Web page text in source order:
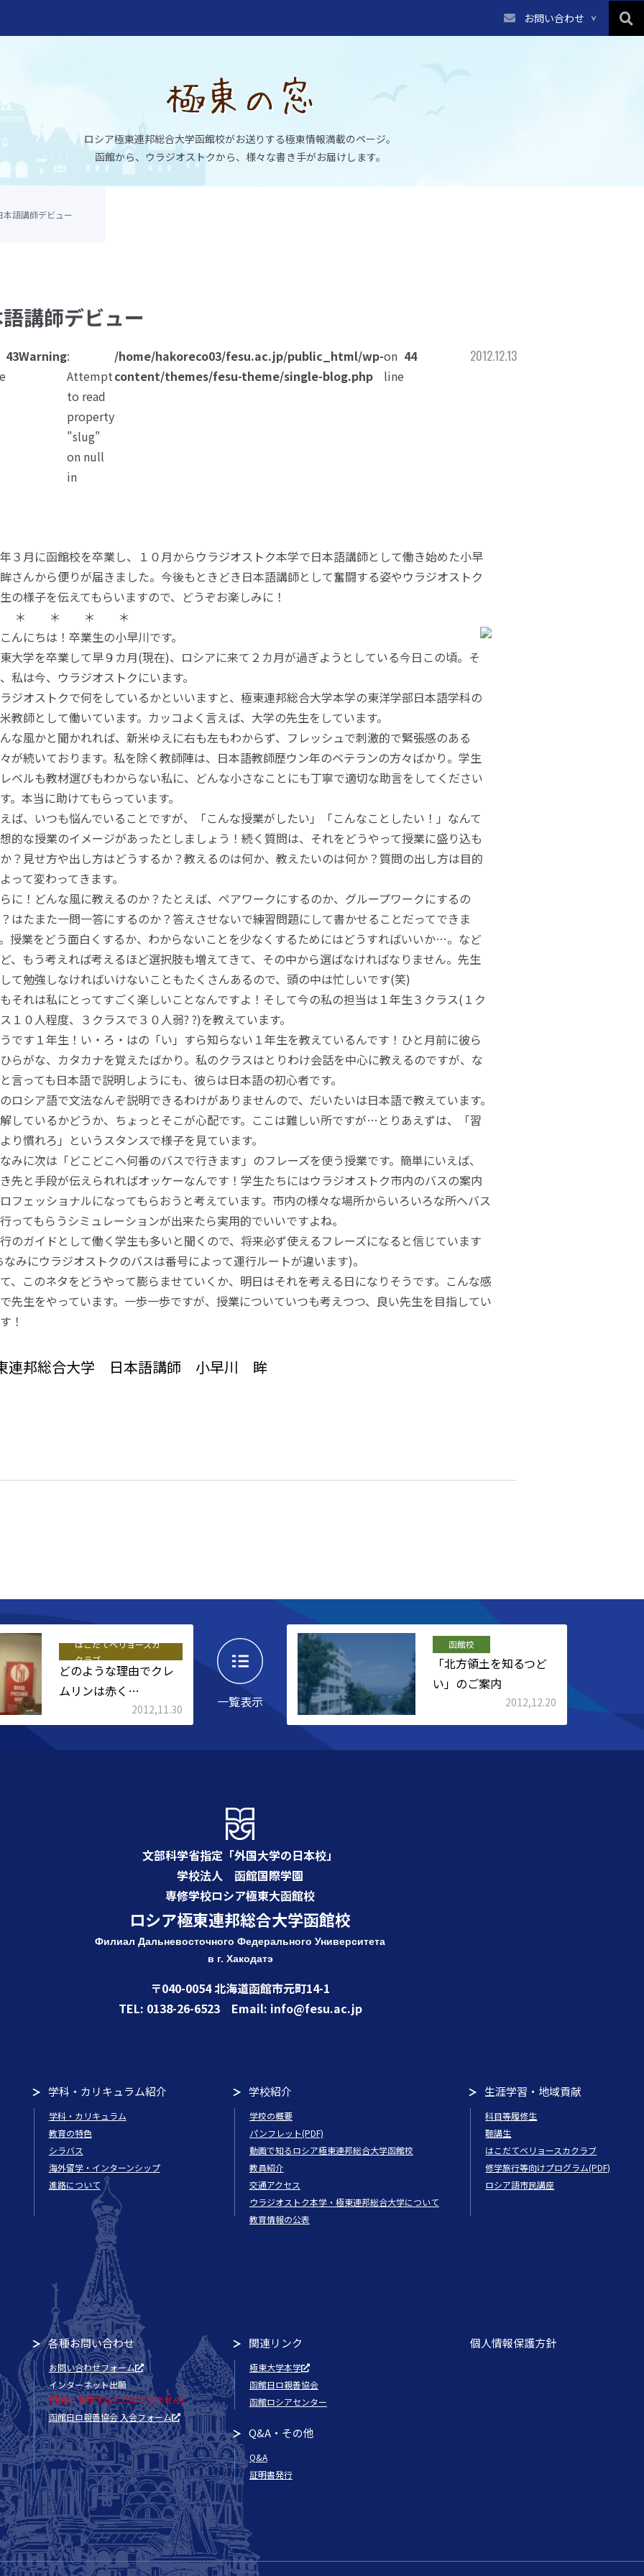
大学について
お問い合わせ
ロシア極東連邦総合大学函館校がお送りする極東情報満載のページ。
函館から、ウラジオストクから、様々な書き手がお届けします。
本語講師デビュー
講師デビュー
43Warning:
Attempt
to read
property
"slug"
on null
in
/home/hakoreco03/fesu.ac.jp/public_html/wp-
content/themes/fesu-theme/single-blog.php
on
line
44 2012.12.13
３月に函館校を卒業し、１０月からウラジオストク本学で日本語講師として働き始めた小早
さんから便りが届きました。今後もときどき日本語講師として奮闘する姿やウラジオストク
の様子を伝えてもらいますので、どうぞお楽しみに！
＊ ＊ ＊ ＊
んにちは！卒業生の小早川です。
大学を卒業して早９カ月(現在)、ロシアに来て２カ月が過ぎようとしている今日この頃。そ
私は今、ウラジオストクにいます。
ジオストクで何をしているかといいますと、極東連邦総合大学本学の東洋学部日本語学科の
教師として働いています。カッコよく言えば、大学の先生をしています。
な風かと聞かれれば、新米ゆえに右も左もわからず、フレッシュで刺激的で緊張感のある
が続いております。私を除く教師陣は、日本語教師歴ウン年のベテランの方々ばかり。学生
ベルも教材選びもわからない私に、どんな小さなことにも丁寧で適切な助言をしてください
。本当に助けてもらっています。
ば、いつも悩んでいることですが、「こんな授業がしたい」「こんなことしたい！」なんて
的な授業のイメージがあったとしましょう！続く質問は、それをどうやって授業に盛り込も
？見せ方や出し方はどうするか？教えるのは何か、教えたいのは何か？質問の出し方は目的
って変わってきます。
に！どんな風に教えるのか？たとえば、ペアワークにするのか、グループワークにするの
はたまた一問一答にするのか？答えさせないで練習問題にして書かせることだってできま
授業をどう面白くするか、わからないことを少なくするためにはどうすればいいか…。など
、もう考えれば考えるほど選択肢も増えてきて、その中から選ばなければなりません。先生
て勉強しなければいけないこともたくさんあるので、頭の中は忙しいです(笑)
それは私にとってすごく楽しいことなんですよ！そして今の私の担当は１年生３クラス(１ク
１０人程度、３クラスで３０人弱? ?)を教えています。
です１年生！い・ろ・はの「い」すら知らない１年生を教えているんです！ひと月前に彼ら
らがな、カタカナを覚えたばかり。私のクラスはとりわけ会話を中心に教えるのですが、な
言っても日本語で説明しようにも、彼らは日本語の初心者です。
ロシア語で文法なんぞ説明できるわけがありませんので、だいたいは日本語で教えています。
しているかどうか、ちょっとそこが心配です。ここは難しい所ですが…とりあえずは、「習
り慣れろ」というスタンスで様子を見ています。
みに次は「どこどこへ何番のバスで行きます」のフレーズを使う授業です。簡単にいえば、
先と手段が伝えられればオッケーなんです！学生たちにはウラジオストク市内のバスの案内
フェッショナルになってもらおうと考えています。市内の様々な場所からいろいろな所へバス
ってもらうシミュレーションが出来たら実用的でいいですよね。
のガイドとして働く学生も多いと聞くので、将来必ず使えるフレーズになると信じています
なみにウラジオストクのバスは番号によって運行ルートが違います)。
、このネタをどうやって膨らませていくか、明日はそれを考える日になりそうです。こんな感
先生をやっています。一歩一歩ですが、授業についていつも考えつつ、良い先生を目指してい
！
連邦総合大学 日本語講師 小早川 眸
はこだてベリョースカ
クラブ
どのような理由でクレ
ムリンは赤く…
2012,11.30 一覧表示
函館校
「北方領土を知るつど
い」のご案内
2012,12.20
文部科学省指定「外国大学の日本校」
学校法人 函館国際学園
専修学校ロシア極東大函館校
ロシア極東連邦総合大学函館校
Филиал Дальневосточного Федерального Университета
в г. Хакодатэ
〒040-0054 北海道函館市元町14-1
TEL: 0138-26-6523 Email: info@fesu.ac.jp
学科・カリキュラム紹介
学科・カリキュラム
教育の特色
シラバス
海外留学・インターンシップ
進路について
学校紹介
学校の概要
パンフレット(PDF)
動画で知るロシア極東連邦総合大学函館校
教員紹介
交通アクセス
ウラジオストク本学・極東連邦総合大学について
教育情報の公表
生涯学習・地域貢献
科目等履修生
聴講生
はこだてベリョースカクラブ
修学旅行等向けプログラム(PDF)
ロシア語市民講座
各種お問い合わせ
お問い合わせフォーム
インターネット出願
(現在、使用することはできません)
函館日ロ親善協会 入会フォーム
関連リンク
極東大学本学
函館日ロ親善協会
函館ロシアセンター
Q&A・その他
Q&A
証明書発行
個人情報保護方針